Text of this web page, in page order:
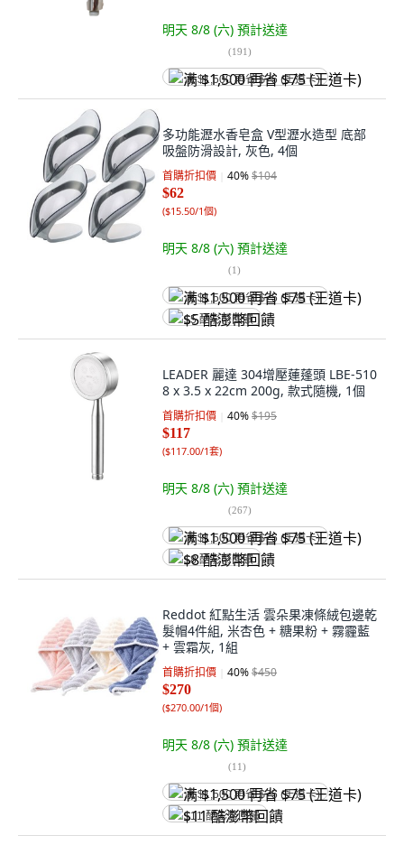
明天 8/8 (六) 預計送達
(191)
满 $1,500 再省 $75 (王道卡)
多功能瀝水香皂盒 V型瀝水造型 底部
吸盤防滑設計, 灰色, 4個
首購折扣價 40%$104
$62
($15.50/1個)
明天 8/8 (六) 預計送達
(1)
满 $1,500 再省 $75 (王道卡)
$5 酷澎幣回饋
LEADER 麗達 304增壓蓮蓬頭 LBE-510
8 x 3.5 x 22cm 200g, 款式隨機, 1個
首購折扣價 40%$195
$117
($117.00/1套)
明天 8/8 (六) 預計送達
(267)
满 $1,500 再省 $75 (王道卡)
$8 酷澎幣回饋
Reddot 紅點生活 雲朵果凍條絨包邊乾
髮帽4件組, 米杏色 + 糖果粉 + 霧霾藍
+ 雲霜灰, 1組
首購折扣價 40%$450
$270
($270.00/1個)
明天 8/8 (六) 預計送達
(11)
满 $1,500 再省 $75 (王道卡)
$11 酷澎幣回饋